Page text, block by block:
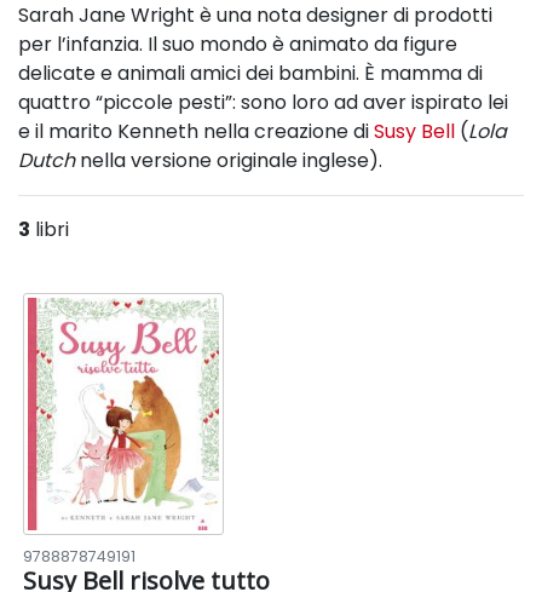
Sarah Jane Wright è una nota designer di prodotti
per l’infanzia. Il suo mondo è animato da figure
delicate e animali amici dei bambini. È mamma di
quattro “piccole pesti”: sono loro ad aver ispirato lei
e il marito Kenneth nella creazione diSusy Bell (Lola
Dutchnella versione originale inglese).
3 libri
9788878749191
Susy Bell risolve tutto